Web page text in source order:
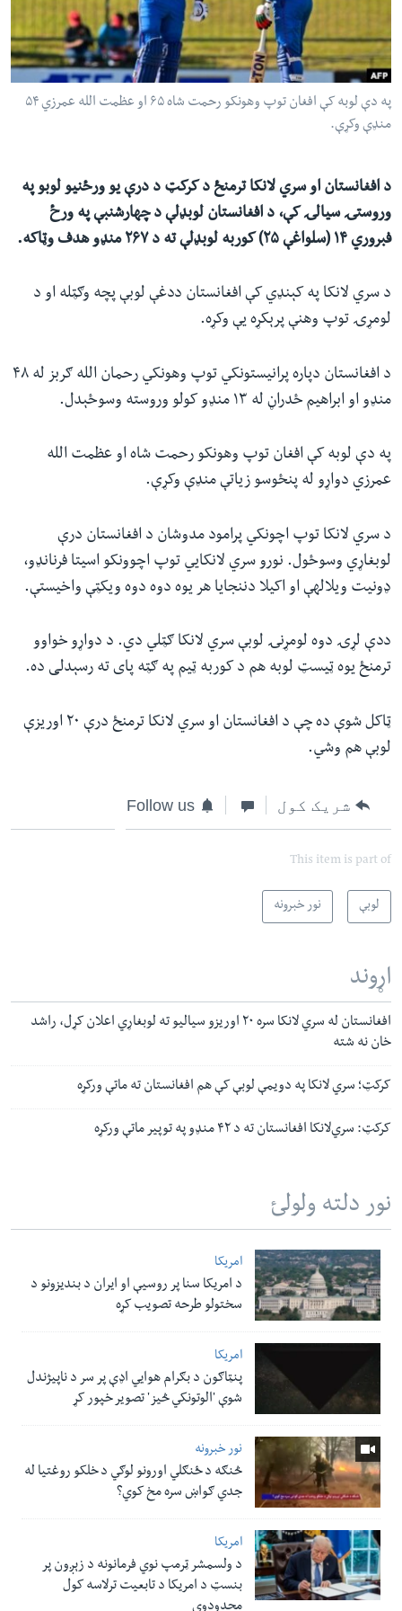
لټون
ځای
ته
لاړ
له مونږ سره په تماس کې پاتې شئ
ژبې
په دې لوبه کې افغان توپ وهونکو رحمت شاه ۶۵ او عظمت الله عمرزي ۵۴
منډې وکړې.
د افغانستان او سري لانکا ترمنځ د کرکټ د درې یو ورځنیو لوبو په
وروستۍ سیالۍ کې، د افغانستان لوبډلې د چهارشنبې په ورځ
فبروري ۱۴ (سلواغې ۲۵) کوربه لوبډلې ته د ۲۶۷ منډو هدف وټاکه.
د سري لانکا په کېنډي کې افغانستان ددغې لوبې پچه وګټله او د
لومړۍ توپ وهنې پرېکړه یې وکړه.
د افغانستان دپاره پرانیستونکي توپ وهونکي رحمان الله ګربز له ۴۸
منډو او ابراهیم ځدراڼ له ۱۳ منډو کولو وروسته وسوځېدل.
په دې لوبه کې افغان توپ وهونکو رحمت شاه او عظمت الله
عمرزي دواړو له پنځوسو زیاتې منډې وکړې.
د سري لانکا توپ اچونکي پرامود مدوشان د افغانستان درې
لوبغاړي وسوځول. نورو سري لانکايي توپ اچوونکو اسیتا فرنانډو،
ډونیت ویلالهې او اکیلا دننجایا هر یوه دوه دوه ویکټې واخیستې.
ددې لړۍ دوه لومړنۍ لوبې سري لانکا ګټلي دي. د دواړو خواوو
ترمنځ یوه ټیسټ لوبه هم د کوربه ټیم په ګټه پای ته رسېدلی ده.
ټاکل شوې ده چې د افغانستان او سري لانکا ترمنځ درې ۲۰ اوریزې
لوبې هم وشي.
شریک کول Follow us
This item is part of
لوبې نور خبرونه
اړوند
افغانستان له سري لانکا سره ۲۰ اوریزو سیالیو ته لوبغاړي اعلان کړل، راشد
خان نه شته
کرکټ؛ سري لانکا په دویمې لوبې کې هم افغانستان ته ماتې ورکړه
کرکټ: سري‌لانکا افغانستان ته د ۴۲ منډو په توپیر ماتې ورکړه
نور دلته ولولئ
امریکا
د امریکا سنا پر روسیې او ایران د بندیزونو د
سختولو طرحه تصویب کړه
امریکا
پنټاګون د بګرام هوایي اډې پر سر د ناپيژندل
شوې 'الوتونکي څيز' تصویر خپور کړ
نور خبرونه
څنګه د ځنګلي اورونو لوګي د خلکو روغتیا له
جدي ګواښ سره مخ کوي؟
امریکا
د ولسمشر ټرمپ نوي فرمانونه د زېږون پر
بنسټ د امریکا د تابعیت ترلاسه کول
محدودوي